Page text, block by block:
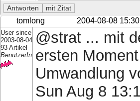
tomlong 2004-08-08 15:30
User since
2003-08-04
93 Artikel
BenutzerIn
@strat ... mit
ersten
Umwandlung
Sun Aug 8